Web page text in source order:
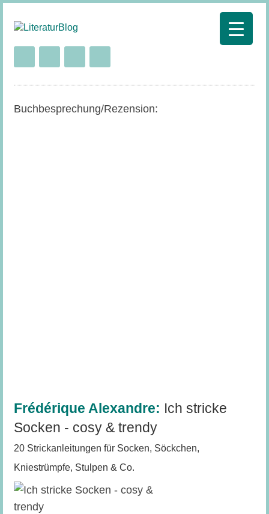
Buchbesprechung/Rezension:
Frédérique Alexandre: Ich stricke
Socken - cosy & trendy
20 Strickanleitungen für Socken, Söckchen,
Kniestrümpfe, Stulpen & Co.